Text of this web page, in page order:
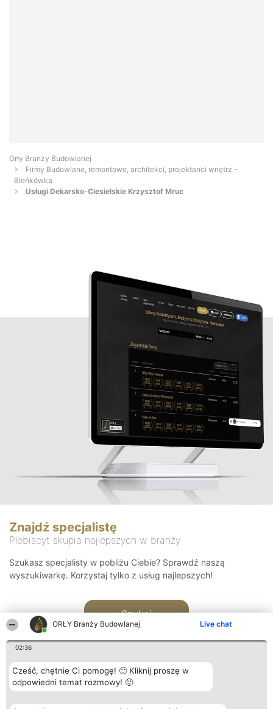
ORŁY Branży Budowlanej Live chat
02:36
Cześć, chętnie Ci pomogę! 🙂 Kliknij proszę w
odpowiedni temat rozmowy! 🙂
Orły Branży Budowlanej
Firmy Budowlane, remontowe, architekci, projektanci wnętrz -
Bieńkówka
Usługi Dekarsko-Ciesielskie Krzysztof Mruc
Znajdź specjalistę
Plebiscyt skupia najlepszych w branży
Szukasz specjalisty w pobliżu Ciebie? Sprawdź naszą
wyszukiwarkę. Korzystaj tylko z usług najlepszych!
Szukaj
Organizator plebiscytu Plebiscyt Kontakt